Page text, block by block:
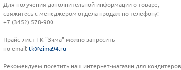
Для получения дополнительной информации о товаре,
свяжитесь с менеджером отдела продаж по телефону:
+7 (3452) 578-900
Прайс-лист ТК "Зима" можно запросить
по email: tk@zima94.ru
Рекомендуем посетить наш интернет-магазин для кондитеров